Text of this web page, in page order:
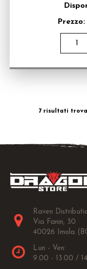
Prezzo:
7 risultati
Raven
Via Fanin, 30
40026 Imola
Lun - Ven:
9.00 - 13.00 /